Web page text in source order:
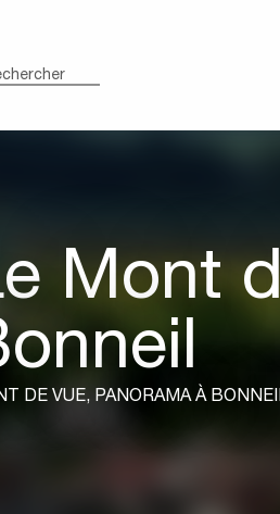
Mont
DE VUE, PANORAMA À